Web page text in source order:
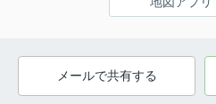
メールで共有する